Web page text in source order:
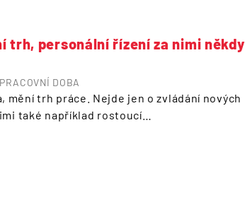
trh, personální řízení za nimi někdy
DOBA
mění trh práce. Nejde jen o zvládání nových
také například rostoucí…